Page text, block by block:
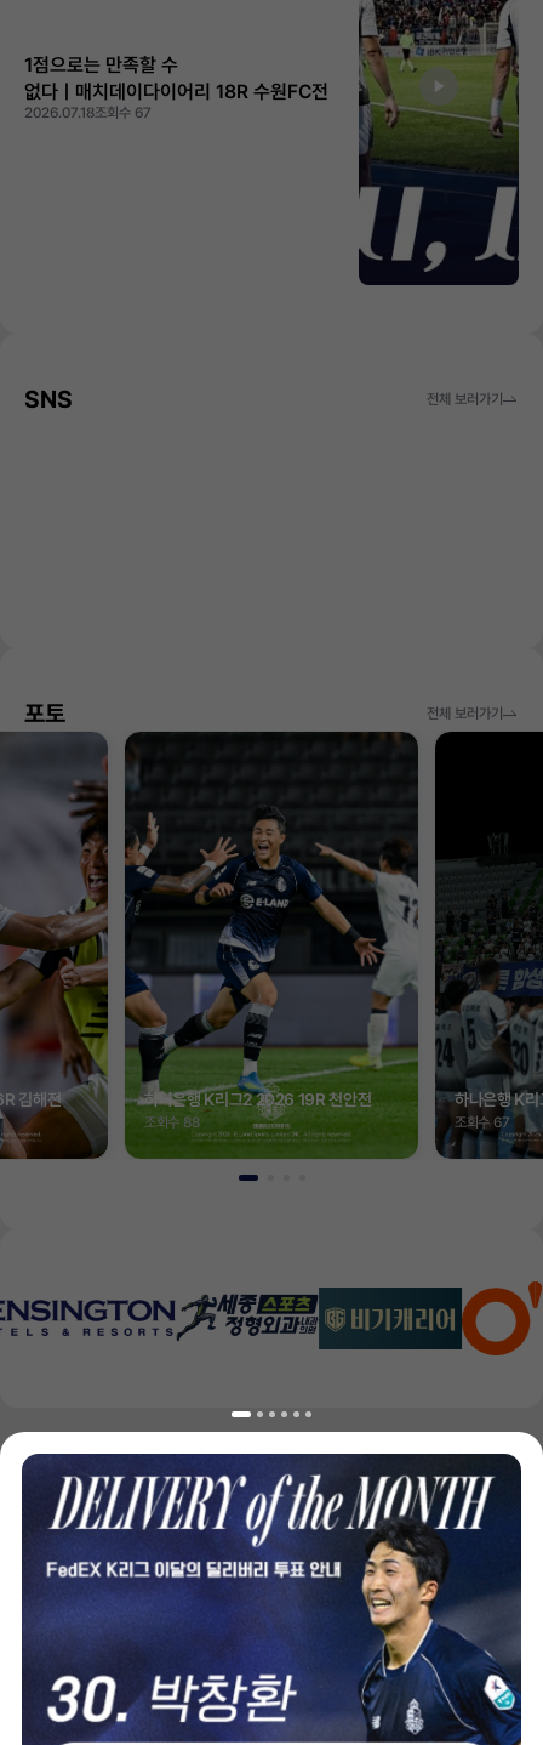
1점으로는 만족할 수
없다ㅣ매치데이다이어리 18R 수원FC전
2026.07.18조회수 67
SNS 전체 보러가기
포토 전체 보러가기
김해전 하나은행 K리그2 2026 19R 천안전
조회수 88
하나은행 K
조회수 67
(주)이랜드스포츠 서울 이랜드 FC
주소 : 서울 양천구 안양천로 939 목동주경기장 GATE 10 서울 이랜드 FC 사무국
TEL : 02-3431-5470 FAX : 02-3431-5480
대표이사 : 우상배사업자등록번호 : 119-86-91736개인정보관리책임자 : 채승목
문의접수 : seoulelandfc@eland.co.kr
공문접수 : seoulelandfc_docs@eland.co.kr
서비스 이용약관
개인정보 제3자 제공동의
마케팅 활용동의
COPYRIGHT ©2017 SEOUL E·LAND FOOTBALL CLUB. ALL RIGHTS RESERVED.